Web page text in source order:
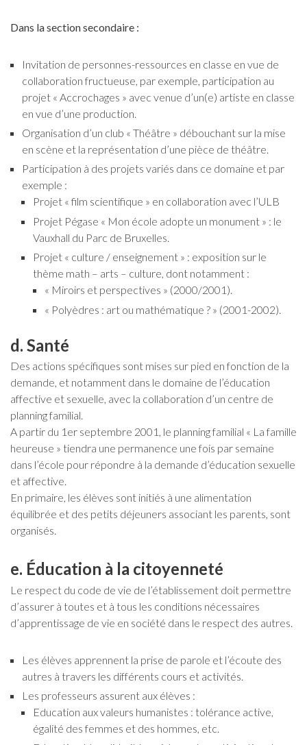
Dans la section secondaire :
Invitation de personnes-ressources en classe en vue de
collaboration fructueuse, par exemple, participation au
projet « Accrochages » avec venue d’un(e) artiste en classe
en vue d’une production.
Organisation d’un club « Théâtre » débouchant sur la mise
en scène et la représentation d’une pièce de théâtre.
Participation à des projets variés dans ce domaine et par
exemple :
Projet « film scientifique » en collaboration avec l’ULB
Projet Pégase « Mon école adopte un monument » : le
Vauxhall du Parc de Bruxelles.
Projet « culture / enseignement » : exposition sur le
thème math – arts – culture, dont notamment :
« Miroirs et perspectives » (2000/2001).
« Polyèdres : art ou mathématique ? » (2001-2002).
d. Santé
Des actions spécifiques sont mises sur pied en fonction de la
demande, et notamment dans le domaine de l’éducation
affective et sexuelle, avec la collaboration d’un centre de
planning familial.
A partir du 1er septembre 2001, le planning familial « La famille
heureuse » tiendra une permanence une fois par semaine
dans l’école pour répondre à la demande d’éducation sexuelle
et affective.
En primaire, les élèves sont initiés à une alimentation
équilibrée et des petits déjeuners associant les parents, sont
organisés.
e. Éducation à la citoyenneté
Le respect du code de vie de l’établissement doit permettre
d’assurer à toutes et à tous les conditions nécessaires
d’apprentissage de vie en société dans le respect des autres.
Les élèves apprennent la prise de parole et l’écoute des
autres à travers les différents cours et activités.
Les professeurs assurent aux élèves :
Education aux valeurs humanistes : tolérance active,
égalité des femmes et des hommes, etc.